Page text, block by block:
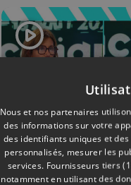
CULTURE
Nous et nos partenaires
des informations sur votre
des identifiants uniques et
personnalisés, mesurer les
services. Fournisseurs tiers
notamment en utilisant des